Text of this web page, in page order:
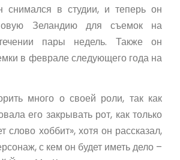
снимался в студии, и теперь он
Зеландию для съемок на
пары недель. Также он
в феврале следующего года на
много о своей роли, так как
его закрывать рот, как только
слово хоббит», хотя он рассказал,
с кем он будет иметь дело –